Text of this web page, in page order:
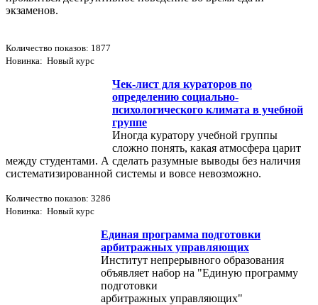
экзаменов.
Количество показов: 1877
Новинка: Новый курс
Чек-лист для кураторов по
определению социально-
психологического климата в учебной
группе
Иногда куратору учебной группы
сложно понять, какая атмосфера царит
между студентами. А сделать разумные выводы без наличия
систематизированной системы и вовсе невозможно.
Количество показов: 3286
Новинка: Новый курс
Единая программа подготовки
арбитражных управляющих
Институт непрерывного образования
объявляет набор на "Единую программу
подготовки
арбитражных управляющих"